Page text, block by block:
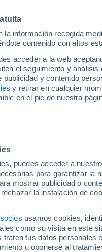
la información recogida
contenido con altos
acceder a la web
el seguimiento y
y contenido
y retirar en cualquier
en el pie de nuestra
puedes acceder a
para garantizar la
mostrar publicidad o
la instalación de
usamos cookies,
como su visita en este
tus datos personales
u oponerse al
14 días
Símbolo
Sachs
Harbour
27°
12°
18°
10°
Yellowknife